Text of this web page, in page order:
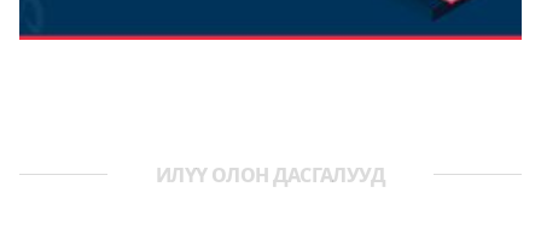
ИЛҮҮ ОЛОН ДАСГАЛУУД